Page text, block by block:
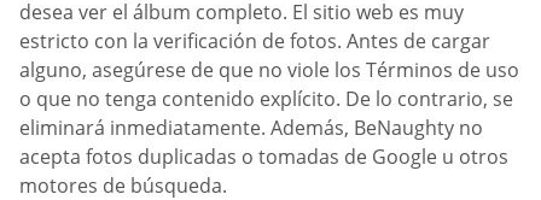
desea ver el álbum completo. El sitio web es muy
estricto con la verificación de fotos. Antes de cargar
alguno, asegúrese de que no viole los Términos de uso
o que no tenga contenido explícito. De lo contrario, se
eliminará inmediatamente. Además, BeNaughty no
acepta fotos duplicadas o tomadas de Google u otros
motores de búsqueda.